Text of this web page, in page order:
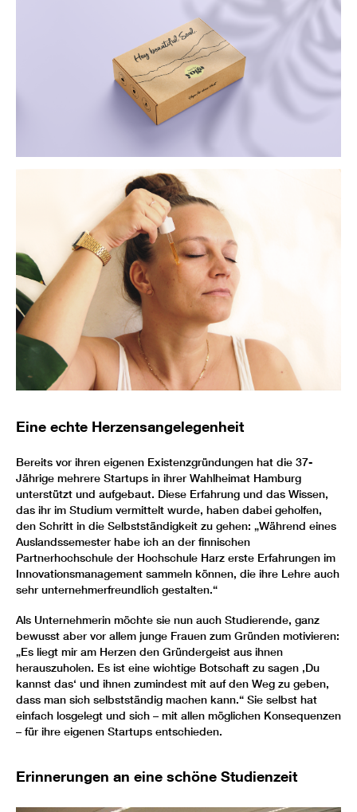
Eine echte Herzensangelegenheit
Bereits vor ihren eigenen Existenzgründungen hat die 37-
Jährige mehrere Startups in ihrer Wahlheimat Hamburg
unterstützt und aufgebaut. Diese Erfahrung und das Wissen,
das ihr im Studium vermittelt wurde, haben dabei geholfen,
den Schritt in die Selbstständigkeit zu gehen: „Während eines
Auslandssemester habe ich an der finnischen
Partnerhochschule der Hochschule Harz erste Erfahrungen im
Innovationsmanagement sammeln können, die ihre Lehre auch
sehr unternehmerfreundlich gestalten.“
Als Unternehmerin möchte sie nun auch Studierende, ganz
bewusst aber vor allem junge Frauen zum Gründen motivieren:
„Es liegt mir am Herzen den Gründergeist aus ihnen
herauszuholen. Es ist eine wichtige Botschaft zu sagen ‚Du
kannst das‘ und ihnen zumindest mit auf den Weg zu geben,
dass man sich selbstständig machen kann.“ Sie selbst hat
einfach losgelegt und sich – mit allen möglichen Konsequenzen
– für ihre eigenen Start­ups entschieden.
Erinnerungen an eine schöne Studienzeit